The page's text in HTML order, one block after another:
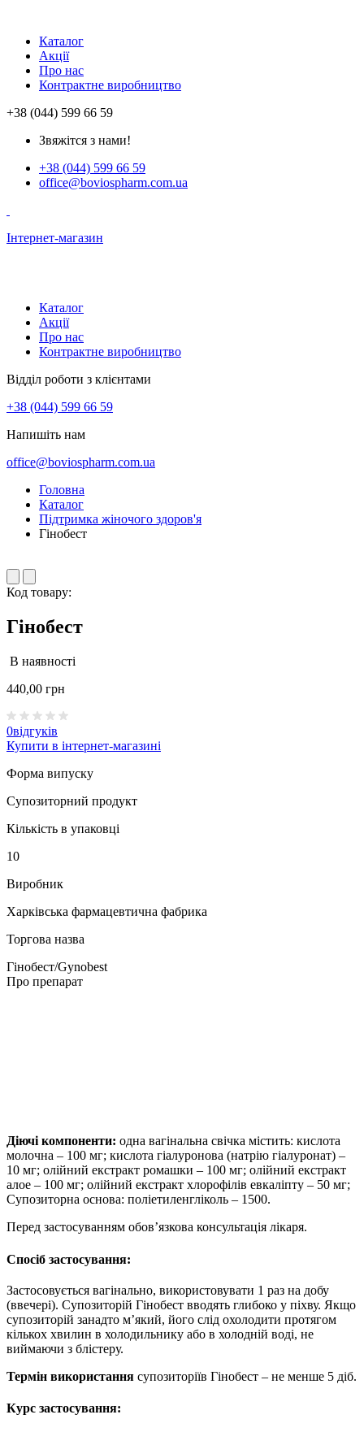
Каталог
Акції
Про нас
Контрактне виробництво
+38 (044) 599 66 59
Звяжітся з нами!
+38 (044) 599 66 59
office@boviospharm.com.ua
Інтернет-магазин
Каталог
Акції
Про нас
Контрактне виробництво
Відділ роботи з клієнтами
+38 (044) 599 66 59
Напишіть нам
office@boviospharm.com.ua
Головна
Каталог
Підтримка жіночого здоров'я
Гінобест
Код товару:
Гінобест
В наявності
440,00 грн
0відгуків
Купити в інтернет-магазині
Форма випуску
Супозиторний продукт
Кількість в упаковці
10
Виробник
Харківська фармацевтична фабрика
Торгова назва
Гінобест/Gynobest
Про препарат
Діючі компоненти: одна вагінальна свічка містить: кислота
молочна – 100 мг; кислота гіалуронова (натрію гіалуронат) –
10 мг; олійний екстракт ромашки – 100 мг; олійний екстракт
алое – 100 мг; олійний екстракт хлорофілів евкаліпту – 50 мг;
Супозиторна основа: поліетиленгліколь – 1500.
Перед застосуванням обов’язкова консультація лікаря.
Спосіб застосування:
Застосовується вагінально, використовувати 1 раз на добу
(ввечері). Супозиторій Гінобест вводять глибоко у піхву. Якщо
супозиторій занадто м’який, його слід охолодити протягом
кількох хвилин в холодильнику або в холодній воді, не
виймаючи з блістеру.
Термін використання супозиторіїв Гінобест – не менше 5 діб.
Курс застосування: